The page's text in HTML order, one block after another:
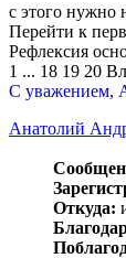
с этого нужно
Перейти к
Рефлексия
1 ... 18 19 20
С уважением,
Анатолий
Откуда: